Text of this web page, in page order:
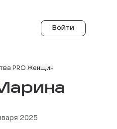
Войти
PRO Женщин
2025